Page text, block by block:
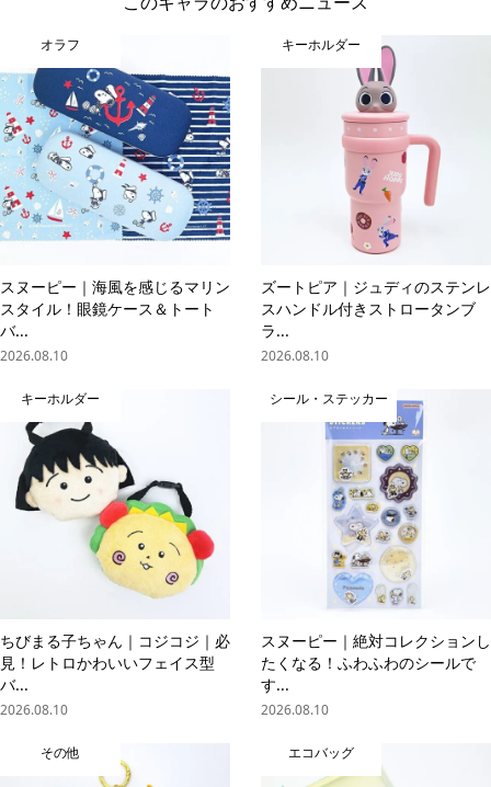
オラフ
スヌーピー｜海風を感じるマリン
スタイル！眼鏡ケース＆トート
バ...
2026.08.10
キーホルダー
ズートピア｜ジュディのステンレ
スハンドル付きストロータンブ
ラ...
2026.08.10
キーホルダー
ちびまる子ちゃん｜コジコジ｜必
見！レトロかわいいフェイス型
バ...
2026.08.10
シール・ステッカー
スヌーピー｜絶対コレクションし
たくなる！ふわふわのシールで
す...
2026.08.10
その他 エコバッグ